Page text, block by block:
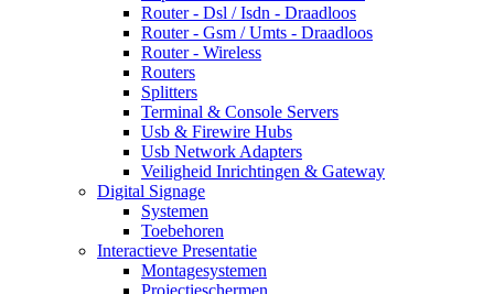
Router - Dsl / Isdn - Draadloos
Router - Gsm / Umts - Draadloos
Router - Wireless
Routers
Splitters
Terminal & Console Servers
Usb & Firewire Hubs
Usb Network Adapters
Veiligheid Inrichtingen & Gateway
Digital Signage
Systemen
Toebehoren
Interactieve Presentatie
Montagesystemen
Projectieschermen